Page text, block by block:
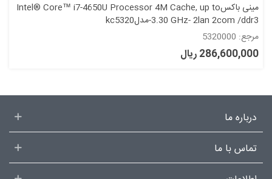
مینی باکسIntel® Core™ i7-4650U Processor 4M Cache, up to
3.30 GHz- 2lan 2com /ddr3-مدلkc5320
مرجع: 5320000
286,600,000 ریال
درباره ما
تماس با ما